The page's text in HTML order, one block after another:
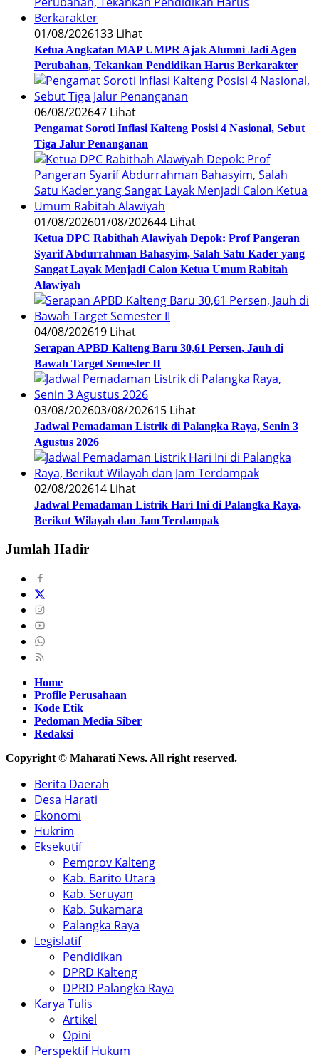
01/08/2026133 Lihat
Ketua Angkatan MAP UMPR Ajak Alumni Jadi Agen
Perubahan, Tekankan Pendidikan Harus Berkarakter
06/08/202647 Lihat
Pengamat Soroti Inflasi Kalteng Posisi 4 Nasional, Sebut
Tiga Jalur Penanganan
01/08/202601/08/202644 Lihat
Ketua DPC Rabithah Alawiyah Depok: Prof Pangeran
Syarif Abdurrahman Bahasyim, Salah Satu Kader yang
Sangat Layak Menjadi Calon Ketua Umum Rabitah
Alawiyah
04/08/202619 Lihat
Serapan APBD Kalteng Baru 30,61 Persen, Jauh di
Bawah Target Semester II
03/08/202603/08/202615 Lihat
Jadwal Pemadaman Listrik di Palangka Raya, Senin 3
Agustus 2026
02/08/202614 Lihat
Jadwal Pemadaman Listrik Hari Ini di Palangka Raya,
Berikut Wilayah dan Jam Terdampak
Jumlah Hadir
Home
Profile Perusahaan
Kode Etik
Pedoman Media Siber
Redaksi
Copyright © Maharati News. All right reserved.
Berita Daerah
Desa Harati
Ekonomi
Hukrim
Eksekutif
Pemprov Kalteng
Kab. Barito Utara
Kab. Seruyan
Kab. Sukamara
Palangka Raya
Legislatif
Pendidikan
DPRD Kalteng
DPRD Palangka Raya
Karya Tulis
Artikel
Opini
Perspektif Hukum